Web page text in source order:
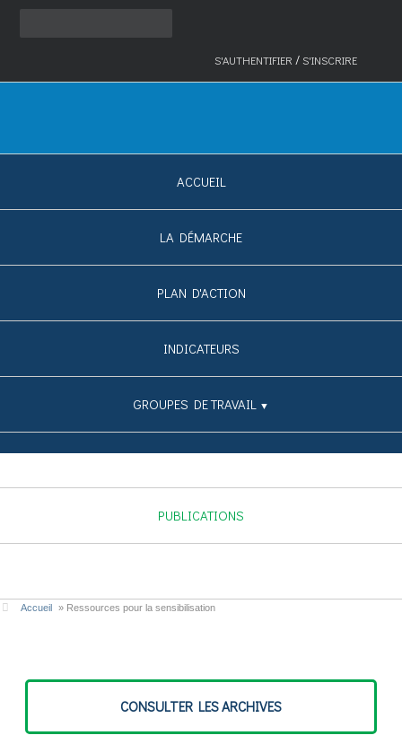
S'AUTHENTIFIER /S'INSCRIRE
ACCUEIL
LA DÉMARCHE
PLAN D'ACTION
INDICATEURS
GROUPES DE TRAVAIL ▼
PUBLICATIONS
Accueil » Ressources pour la sensibilisation
CONSULTER LES ARCHIVES